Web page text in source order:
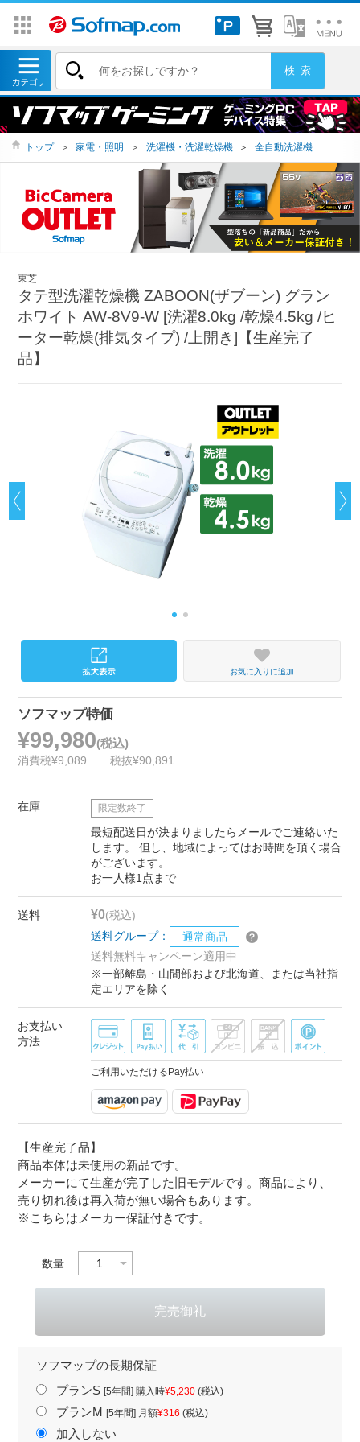
トップ ＞ 家電・照明 ＞ 洗濯機・洗濯乾燥機 ＞ 全自動洗濯機
東芝
タテ型洗濯乾燥機 ZABOON(ザブーン) グラン
ホワイト AW-8V9-W [洗濯8.0kg /乾燥4.5kg /ヒ
ーター乾燥(排気タイプ) /上開き]【生産完了
品】
お気に入りに追加
ソフマップ特価
¥99,980(税込)
消費税¥9,089 税抜¥90,891
在庫 限定数終了
最短配送日が決まりましたらメールでご連絡いた
します。 但し、地域によってはお時間を頂く場合
がございます。
お一人様1点まで
送料 ¥0(税込)
送料グループ：
通常商品
送料無料キャンペーン適用中
※一部離島・山間部および北海道、または当社指
定エリアを除く
お支払い
方法
ご利用いただけるPay払い
【生産完了品】
商品本体は未使用の新品です。
メーカーにて生産が完了した旧モデルです。商品により、
売り切れ後は再入荷が無い場合もあります。
※こちらはメーカー保証付きです。
数量
ソフマップの長期保証
プランS [5年間] 購入時¥5,230(税込)
プランM [5年間] 月額¥316 (税込)
加入しない